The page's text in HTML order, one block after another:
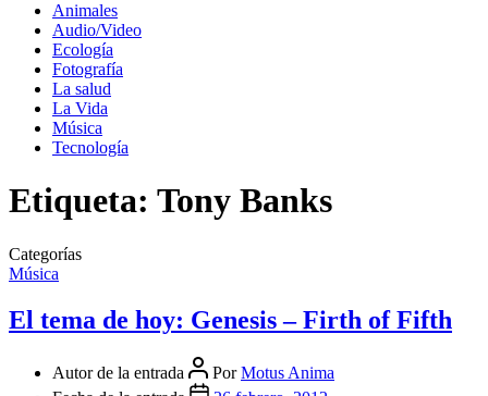
Animales
Audio/Video
Ecología
Fotografía
La salud
La Vida
Música
Tecnología
Etiqueta: Tony Banks
Categorías
Música
El tema de hoy: Genesis – Firth of Fifth
Autor de la entrada PorMotus Anima